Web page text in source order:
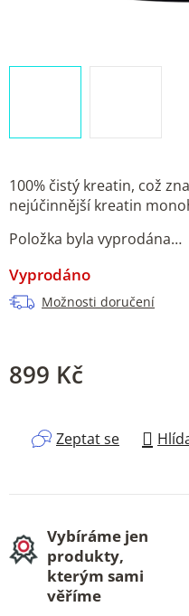
100% čistý kreatin, což
nejúčinnější kreatin
Položka byla vyprodána…
Vyprodáno
Možnosti doručení
899 Kč
Zeptat se
Vybíráme jen
produkty,
kterým sami
věříme